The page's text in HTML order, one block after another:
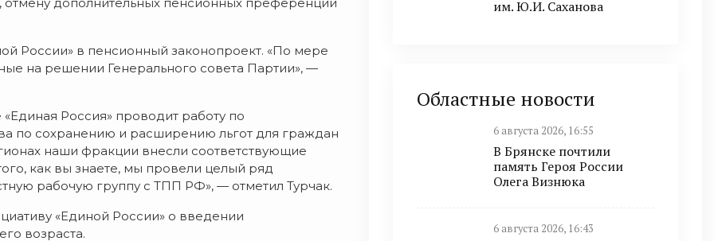
России» в пенсионный законопроект. «По мере
на решении Генерального совета Партии», —
Россия» проводит работу по
по сохранению и расширению льгот для граждан
наши фракции внесли соответствующие
как вы знаете, мы провели целый ряд
рабочую группу с ТПП РФ», — отметил Турчак.
«Единой России» о введении
возраста.
им. Ю.И. Саханова
Областные новости
6 августа 2026, 16:55
В Брянске почтили
память Героя России
Олега Визнюка
6 августа 2026, 16:43